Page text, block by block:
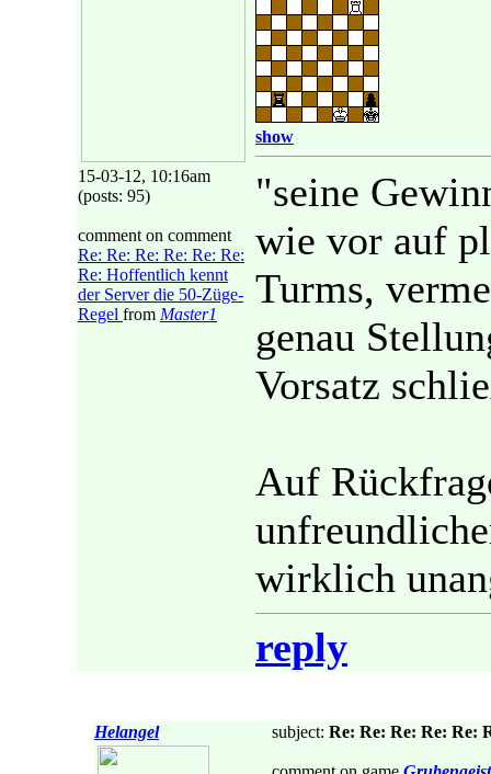
15-03-12, 10:16am
(posts: 95)
comment on comment
Re: Re: Re: Re: Re: Re:
Re: Hoffentlich kennt
der Server die 50-Züge-
Regel from Master1
show
"seine
wie vor auf
Turms,
genau
Vorsatz
Auf
wirklich
reply
Helangel subject: Re: Re: Re: Re: Re: